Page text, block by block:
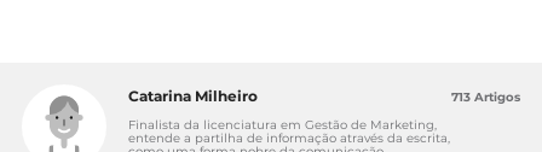
Catarina Milheiro
Finalista da licenciatura em Gestão de Marketing,
entende a partilha de informação através da escrita,
713 Artigos